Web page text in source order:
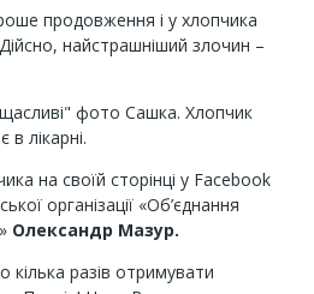
продовження і у хлопчика
найстрашніший злочин –
фото Сашка. Хлопчик
лікарні.
на своїй сторінці у Facebook
організації «Об’єднання
Олександр Мазур.
разів отримувати